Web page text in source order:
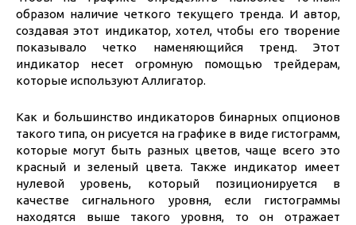
образом наличие четкого текущего тренда. И автор,
создавая этот индикатор, хотел, чтобы его творение
показывало четко наменяющийся тренд. Этот
индикатор несет огромную помощью трейдерам,
которые используют Аллигатор.
Как и большинство индикаторов бинарных опционов
такого типа, он рисуется на графике в виде гистограмм,
которые могут быть разных цветов, чаще всего это
красный и зеленый цвета. Также индикатор имеет
нулевой уровень, который позиционируется в
качестве сигнального уровня, если гистограммы
находятся выше такого уровня, то он отражает